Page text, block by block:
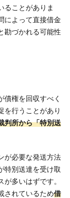
ることがありま
によって直接借金
勘づかれる可能性
債権を回収すべく
を行うことがあり
判所から「特別送
が必要な発送方法
特別送達を受け取
多いはずです。
されているため借